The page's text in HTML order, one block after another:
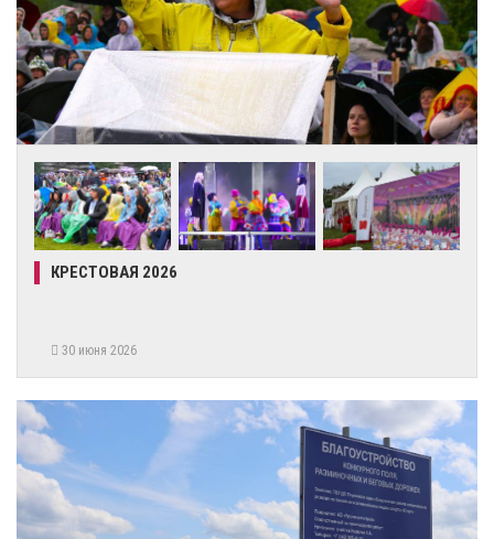
КРЕСТОВАЯ 2026
30 июня 2026